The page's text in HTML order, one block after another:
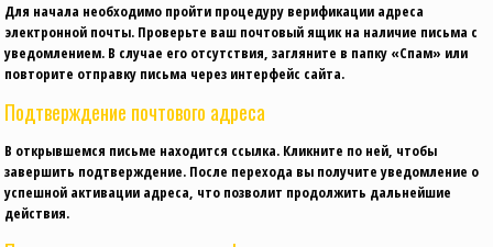
Для начала необходимо пройти процедуру верификации адреса
электронной почты. Проверьте ваш почтовый ящик на наличие письма с
уведомлением. В случае его отсутствия, загляните в папку «Спам» или
повторите отправку письма через интерфейс сайта.
Подтверждение почтового адреса
В открывшемся письме находится ссылка. Кликните по ней, чтобы
завершить подтверждение. После перехода вы получите уведомление о
успешной активации адреса, что позволит продолжить дальнейшие
действия.